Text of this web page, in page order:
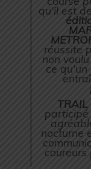
qu’il est
réussite
non
ce
TRAIL
participé
nocturne